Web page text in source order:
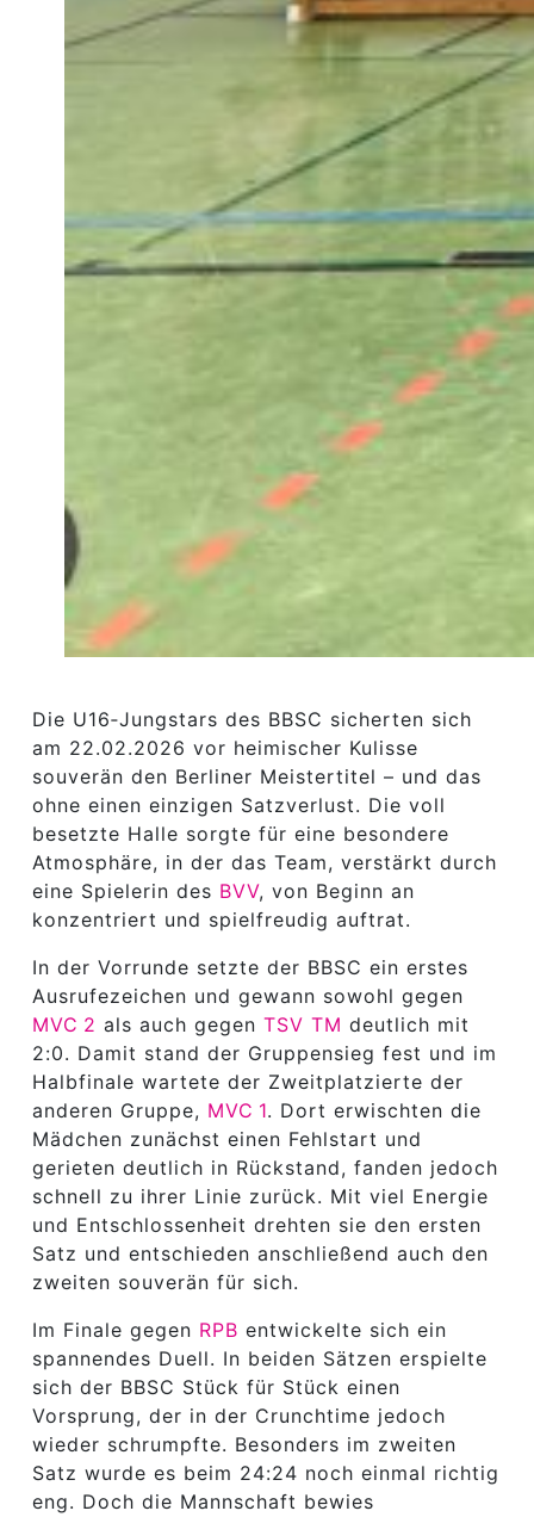
Die U16‑Jungstars des BBSC sicherten sich
am 22.02.2026 vor heimischer Kulisse
souverän den Berliner Meistertitel – und das
ohne einen einzigen Satzverlust. Die voll
besetzte Halle sorgte für eine besondere
Atmosphäre, in der das Team, verstärkt durch
eine Spielerin des BVV, von Beginn an
konzentriert und spielfreudig auftrat.
In der Vorrunde setzte der BBSC ein erstes
Ausrufezeichen und gewann sowohl gegen
MVC 2 als auch gegen TSV TM deutlich mit
2:0. Damit stand der Gruppensieg fest und im
Halbfinale wartete der Zweitplatzierte der
anderen Gruppe, MVC 1. Dort erwischten die
Mädchen zunächst einen Fehlstart und
gerieten deutlich in Rückstand, fanden jedoch
schnell zu ihrer Linie zurück. Mit viel Energie
und Entschlossenheit drehten sie den ersten
Satz und entschieden anschließend auch den
zweiten souverän für sich.
Im Finale gegen RPB entwickelte sich ein
spannendes Duell. In beiden Sätzen erspielte
sich der BBSC Stück für Stück einen
Vorsprung, der in der Crunchtime jedoch
wieder schrumpfte. Besonders im zweiten
Satz wurde es beim 24:24 noch einmal richtig
eng. Doch die Mannschaft bewies